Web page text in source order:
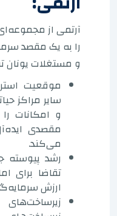
آرتمی از
را به یک مقصد
و مستغلات یونان
موقعیت
سایر مراکز
و امکانات
مقصدی
می‌کند.
رشد پیوسته
تقاضا برای
ارزش